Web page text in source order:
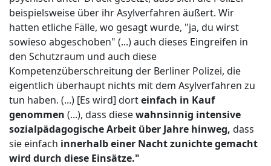
beispielsweise über ihr Asylverfahren äußert. Wir
hatten etliche Fälle, wo gesagt wurde, "ja, du wirst
sowieso abgeschoben" (...) auch dieses Eingreifen in
den Schutzraum und auch diese
Kompetenzüberschreitung der Berliner Polizei, die
eigentlich überhaupt nichts mit dem Asylverfahren zu
tun haben. (...) [Es wird] dorteinfach in Kauf
genommen (...), dass diesewahnsinnig intensive
sozialpädagogische Arbeit über Jahre hinweg, dass
sie einfach innerhalb einer Nacht zunichte gemacht
wird durch diese Einsätze."